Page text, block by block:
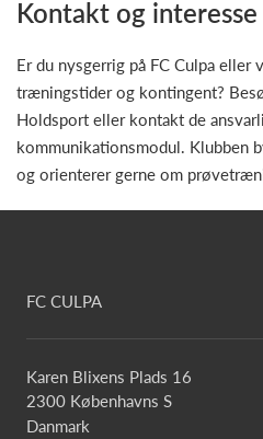
Kontakt og interesse
Er du nysgerrig på FC Culpa eller
træningstider og kontingent?
Holdsport eller kontakt de
kommunikationsmodul. Klubben
og orienterer gerne om
FC CULPA
Karen Blixens Plads 16
2300 Københavns S
Danmark